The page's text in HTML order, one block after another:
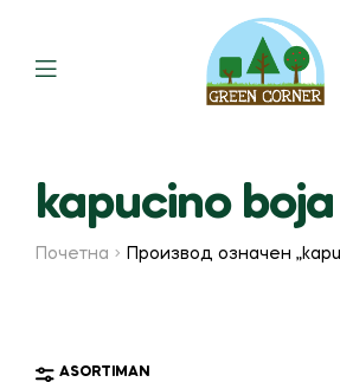
Menu
kapucino boja
Почетна Производ oзначен
ASORTIMAN